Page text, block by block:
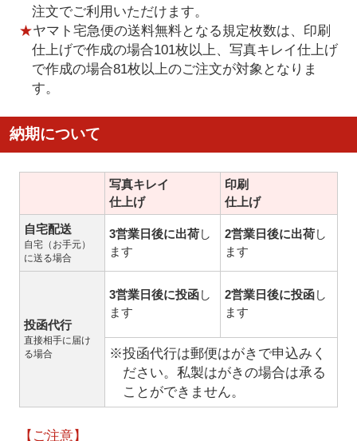
注文でご利用いただけます。
★ヤマト宅急便の送料無料となる規定枚数は、印刷
仕上げで作成の場合101枚以上、写真キレイ仕上げ
で作成の場合81枚以上のご注文が対象となりま
す。
納期について
写真キレイ
仕上げ
印刷
仕上げ
自宅配送
自宅（お手元）
に送る場合
3営業日後に出荷し
ます
2営業日後に出荷し
ます
投函代行
直接相手に届け
る場合
3営業日後に投函し
ます
2営業日後に投函し
ます
※投函代行は郵便はがきで申込みく
ださい。私製はがきの場合は承る
ことができません。
【ご注意】